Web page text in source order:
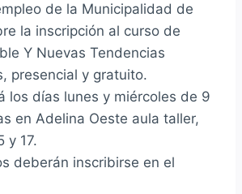
de la Municipalidad de
la inscripción al curso de
Y Nuevas Tendencias
presencial y gratuito.
los días lunes y miércoles de 9
en Adelina Oeste aula taller,
y 17.
deberán inscribirse en el